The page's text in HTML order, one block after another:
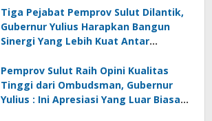
Tiga Pejabat Pemprov Sulut Dilantik,
Gubernur Yulius Harapkan Bangun
Sinergi Yang Lebih Kuat Antar
Pemprov Sulut Raih Opini Kualitas
Tinggi dari Ombudsman, Gubernur
Yulius : Ini Apresiasi Yang Luar Biasa,